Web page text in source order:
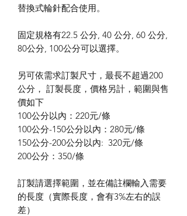
替換式輪針配合使用。
固定規格有22.5 公分, 40 公分, 60 公分,
80公分, 100公分可以選擇。
另可依需求訂製尺寸，最長不超過200
公分， 訂製長度，價格另計，範圍與售
價如下
100公分以內：220元/條
100公分-150公分以內：280元/條
150公分-200公分以內: 320元/條
200公分：350/條
訂製請選擇範圍，並在備註欄輸入需要
的長度（實際長度，會有3%左右的誤
差）